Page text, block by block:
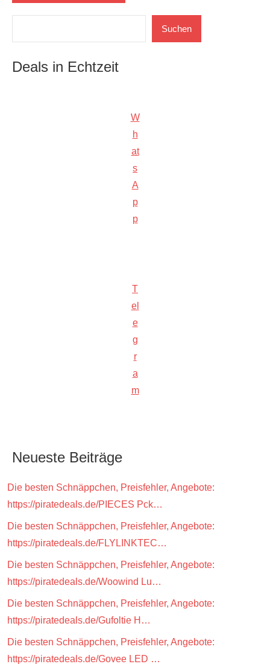
Suchen
Deals in Echtzeit
W
h
at
s
A
p
p
T
el
e
g
r
a
m
Neueste Beiträge
Die besten Schnäppchen, Preisfehler, Angebote:
https://piratedeals.de/PIECES Pck…
Die besten Schnäppchen, Preisfehler, Angebote:
https://piratedeals.de/FLYLINKTEC…
Die besten Schnäppchen, Preisfehler, Angebote:
https://piratedeals.de/Woowind Lu…
Die besten Schnäppchen, Preisfehler, Angebote:
https://piratedeals.de/Gufoltie H…
Die besten Schnäppchen, Preisfehler, Angebote:
https://piratedeals.de/Govee LED …